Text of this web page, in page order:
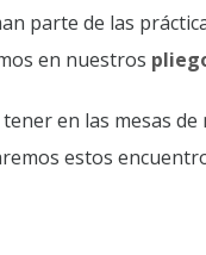
parte de las
en nuestros
en las mesas
estos